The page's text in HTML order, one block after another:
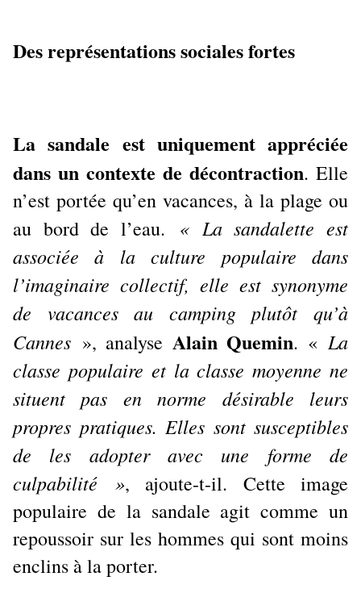
Des représentations sociales fortes
La sandale est uniquement appréciée
dans un contexte de décontraction. Elle
n’est portée qu’en vacances, à la plage ou
au bord de l’eau. « La sandalette est
associée à la culture populaire dans
l’imaginaire collectif, elle est synonyme
de vacances au camping plutôt qu’à
Cannes », analyse Alain Quemin. « La
classe populaire et la classe moyenne ne
situent pas en norme désirable leurs
propres pratiques. Elles sont susceptibles
de les adopter avec une forme de
culpabilité », ajoute-t-il. Cette image
populaire de la sandale agit comme un
repoussoir sur les hommes qui sont moins
enclins à la porter.